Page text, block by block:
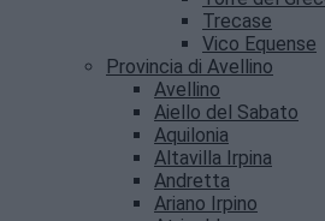
Trecase
Vico Equense
Provincia di Avellino
Avellino
Aiello del Sabato
Aquilonia
Altavilla Irpina
Andretta
Ariano Irpino